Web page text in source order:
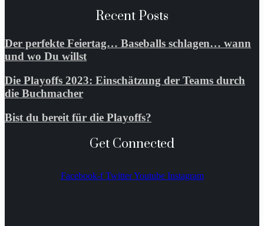
Recent Posts
Der perfekte Feiertag… Baseballs schlagen… wann
und wo Du willst
Die Playoffs 2023: Einschätzung der Teams durch
die Buchmacher
Bist du bereit für die Playoffs?
Get Connected
Facebook-f Twitter Youtube Instagram